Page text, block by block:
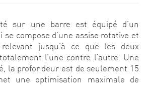
sur une barre est équipé d’un
compose d’une assise rotative et
jusqu’à ce que les deux
l’une contre l’autre. Une
la profondeur est de seulement 15
une optimisation maximale de